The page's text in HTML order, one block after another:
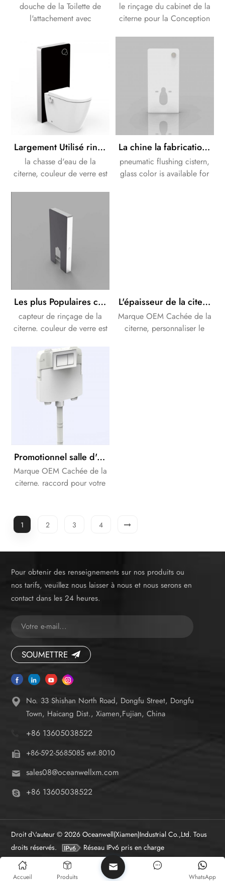
douche de la Toilette de
l'attachement avec
la lumière de nuit, et le
détartrage de fonction.
le rinçage du cabinet de la
citerne pour la Conception
blanc ou noir.
Largement Utilisé rinçage de couleur Noire en verre toilettes citerne
la chasse d'eau de la
citerne, couleur de verre est
La chine la fabrication de la couleur blanche de verre citerne dans la salle de bain des toilettes pneumatique de rinçage
pneumatic flushing cistern,
glass color is available for
Les plus Populaires capteur de rinçage verre citerne pour Mural Rapide et Facile à Rincer
capteur de rinçage de la
citerne. couleur de verre est
L'épaisseur de la citerne 90mm dissimulée dans le mur avec cadre universel pour mural salle de bain avec WC double chasse
Marque OEM Cachée de la
citerne, personnaliser le
Promotionnel salle d'eau raccord de réservoir en plastique de toilette caché Citerne
Marque OEM Cachée de la
citerne. raccord pour votre
1 2 3 4
Pour obtenir des renseignements sur nos produits ou
nos tarifs, veuillez nous laisser à nous et nous serons en
contact dans les 24 heures.
SOUMETTRE
No. 33 Shishan North Road, Dongfu Street, Dongfu
Town, Haicang Dist., Xiamen,Fujian, China
+86 13605038522
+86-592-5685085 ext.8010
sales08@oceanwellxm.com
+86 13605038522
Droit d\'auteur © 2026 Oceanwell(Xiamen)Industrial Co.,Ltd. Tous
droits réservés.
Réseau IPv6 pris en charge
Accueil Produits WhatsApp